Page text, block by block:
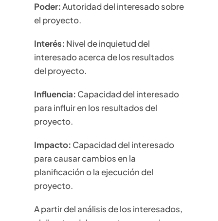
Poder:Autoridad del interesado sobre
el proyecto.
Interés: Nivel de inquietud del
interesado acerca de los resultados
del proyecto.
Influencia: Capacidad del interesado
para influir en los resultados del
proyecto.
Impacto: Capacidad del interesado
para causar cambios en la
planificación o la ejecución del
proyecto.
A partir del análisis de los interesados,